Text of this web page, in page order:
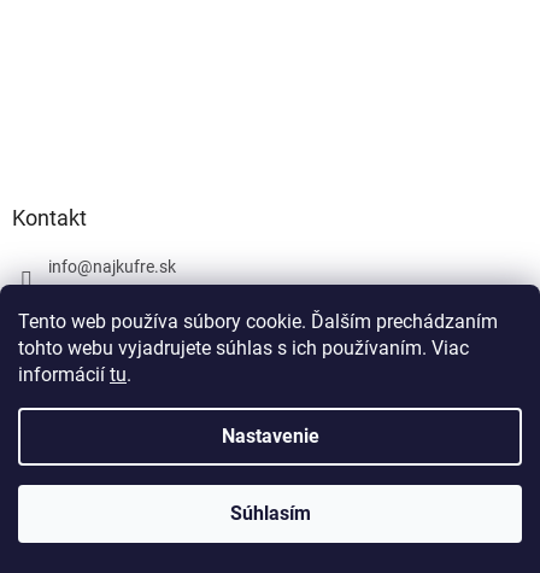
Tento web používa súbory cookie. Ďalším prechádzaním
tohto webu vyjadrujete súhlas s ich používaním. Viac
informácií tu.
Nastavenie
Súhlasím
Kontakt
info@najkufre.sk
Facebook
Vytvoril Shoptet
najkufre.sk. Všetky práva vyhradené.